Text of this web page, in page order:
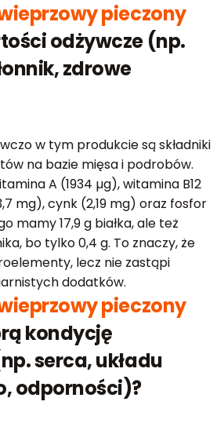
pieczony
odżywcze (np.
zdrowe
w tym produkcie są składniki
na bazie mięsa i podrobów.
A (1934 µg), witamina B12
mg), cynk (2,19 mg) oraz fosfor
mamy 17,9 g białka, ale też
bo tylko 0,4 g. To znaczy, że
lecz nie zastąpi
dodatków.
pieczony
kondycję
serca, układu
odporności)?